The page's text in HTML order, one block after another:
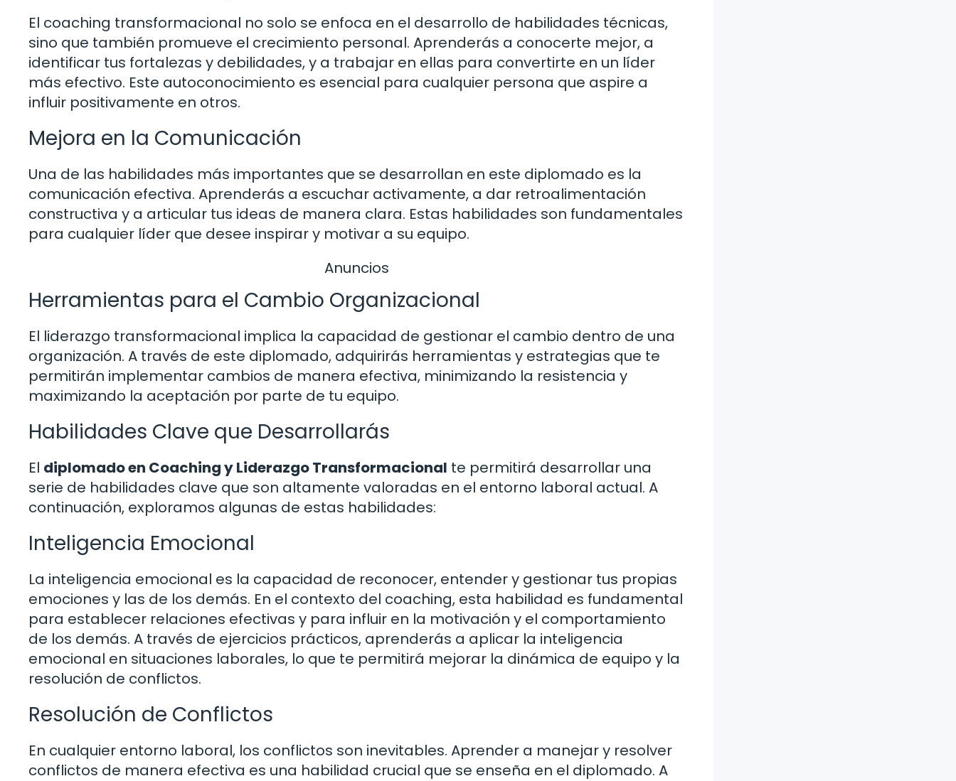
El coaching transformacional no solo se enfoca en el desarrollo de habilidades técnicas,
sino que también promueve el crecimiento personal. Aprenderás a conocerte mejor, a
identificar tus fortalezas y debilidades, y a trabajar en ellas para convertirte en un líder
más efectivo. Este autoconocimiento es esencial para cualquier persona que aspire a
influir positivamente en otros.
Mejora en la Comunicación
Una de las habilidades más importantes que se desarrollan en este diplomado es la
comunicación efectiva. Aprenderás a escuchar activamente, a dar retroalimentación
constructiva y a articular tus ideas de manera clara. Estas habilidades son fundamentales
para cualquier líder que desee inspirar y motivar a su equipo.
Anuncios
Herramientas para el Cambio Organizacional
El liderazgo transformacional implica la capacidad de gestionar el cambio dentro de una
organización. A través de este diplomado, adquirirás herramientas y estrategias que te
permitirán implementar cambios de manera efectiva, minimizando la resistencia y
maximizando la aceptación por parte de tu equipo.
Habilidades Clave que Desarrollarás
El diplomado en Coaching y Liderazgo Transformacional te permitirá desarrollar una
serie de habilidades clave que son altamente valoradas en el entorno laboral actual. A
continuación, exploramos algunas de estas habilidades:
Inteligencia Emocional
La inteligencia emocional es la capacidad de reconocer, entender y gestionar tus propias
emociones y las de los demás. En el contexto del coaching, esta habilidad es fundamental
para establecer relaciones efectivas y para influir en la motivación y el comportamiento
de los demás. A través de ejercicios prácticos, aprenderás a aplicar la inteligencia
emocional en situaciones laborales, lo que te permitirá mejorar la dinámica de equipo y la
resolución de conflictos.
Resolución de Conflictos
En cualquier entorno laboral, los conflictos son inevitables. Aprender a manejar y resolver
conflictos de manera efectiva es una habilidad crucial que se enseña en el diplomado. A